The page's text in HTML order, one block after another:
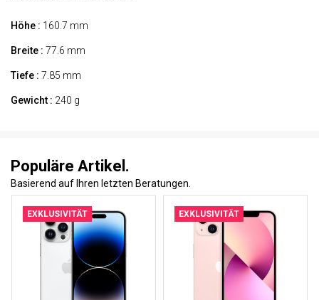
Höhe : 160.7 mm
Breite : 77.6 mm
Tiefe : 7.85 mm
Gewicht : 240 g
Populäre Artikel.
Basierend auf Ihren letzten Beratungen.
EXKLUSIVITÄT EXKLUSIVITÄT